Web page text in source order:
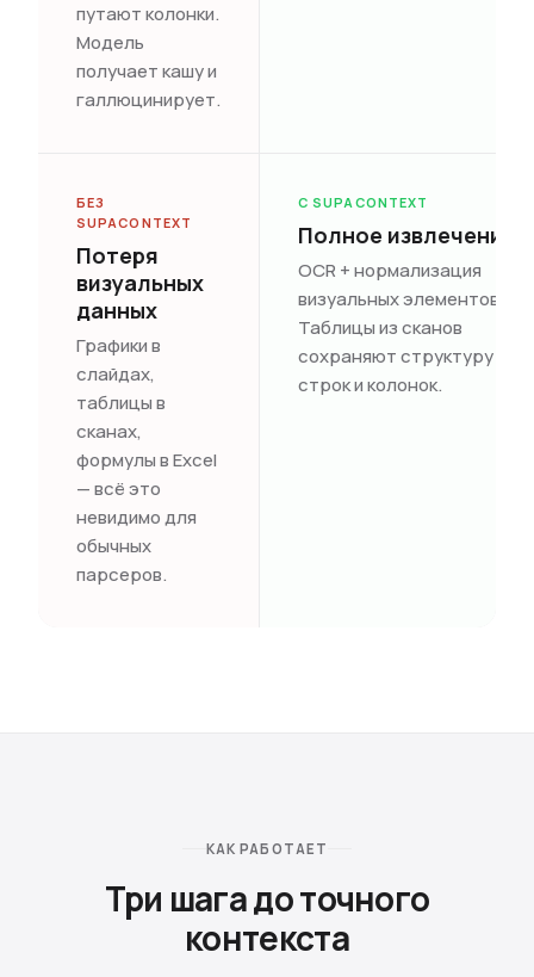
путают колонки.
Модель
получает кашу и
галлюцинирует.
БЕЗ
SUPACONTEXT
Потеря
визуальных
данных
Графики в
слайдах,
таблицы в
сканах,
формулы в Excel
— всё это
невидимо для
обычных
парсеров.
С SUPACONTEXT
Полное извлечение
OCR + нормализация
визуальных элементов.
Таблицы из сканов
сохраняют структуру
строк и колонок.
КАК РАБОТАЕТ
Три шага до точного
контекста